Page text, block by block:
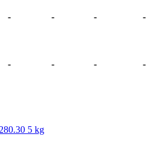
- - - -
- - - -